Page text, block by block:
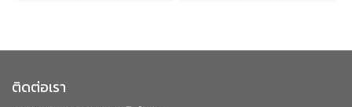
ติดต่อเรา